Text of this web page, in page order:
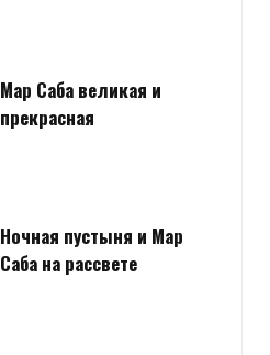
Мар Саба великая и
прекрасная
Ночная пустыня и Мар
Саба на рассвете